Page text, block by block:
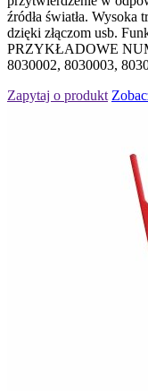
źródła światła. Wysoka
dzięki złączom usb.
PRZYKŁADOWE
8030002, 8030003,
Zapytaj o produkt